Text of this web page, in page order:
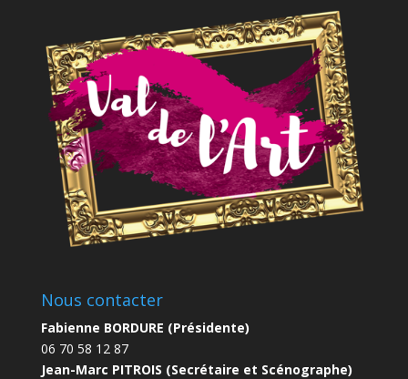
Nous contacter
Fabienne BORDURE (Présidente)
06 70 58 12 87
Jean-Marc PITROIS (Secrétaire et Scénographe)